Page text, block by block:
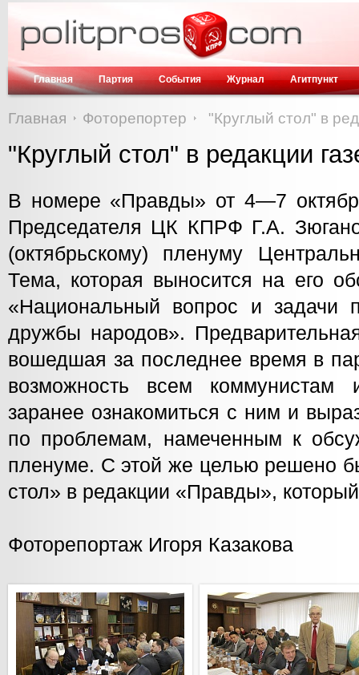
Главная Партия События Журнал Агитпункт
Главная Фоторепортер "Круглый стол" в
"Круглый стол" в редакции
В номере «Правды» от 4—7
Председателя ЦК КПРФ Г.А.
(октябрьскому) пленуму
Тема, которая выносится на его
«Национальный вопрос и задачи
дружбы народов».
вошедшая за последнее время в
возможность всем
заранее ознакомиться с ним и
по проблемам, намеченным к
пленуме. С этой же целью решено
стол» в редакции «Правды»,
Фоторепортаж Игоря Казакова